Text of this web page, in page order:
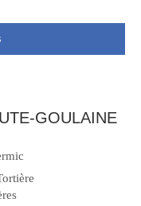
GOULAINE